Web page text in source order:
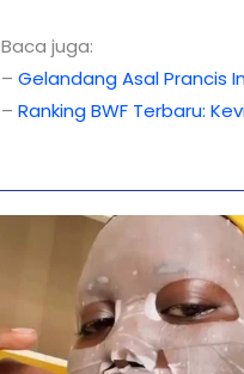
Baca juga:
–Gelandang Asal Prancis
–Ranking BWF Terbaru: